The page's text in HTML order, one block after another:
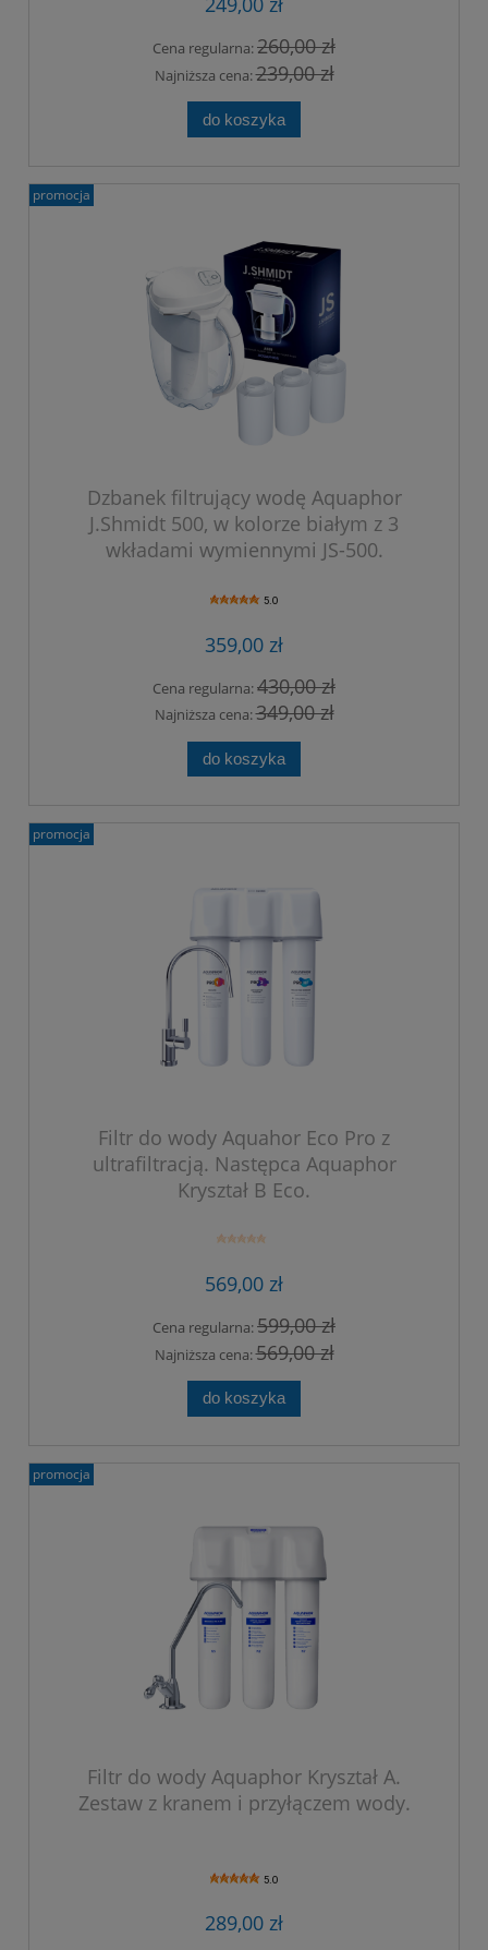
Cena regularna:260,00 zł
Najniższa cena:239,00 zł
do koszyka
Dzbanek filtrujący wodę Aquaphor
J.Shmidt 500, w kolorze białym z 3
wkładami wymiennymi JS-500.
5.0
359,00 zł
Cena regularna:430,00 zł
Najniższa cena:349,00 zł
do koszyka
promocja
Filtr do wody Aquahor Eco Pro z
ultrafiltracją. Następca Aquaphor
Kryształ B Eco.
569,00 zł
Cena regularna:599,00 zł
Najniższa cena:569,00 zł
do koszyka
promocja
Filtr do wody Aquaphor Kryształ A.
Zestaw z kranem i przyłączem wody.
5.0
289,00 zł
promocja